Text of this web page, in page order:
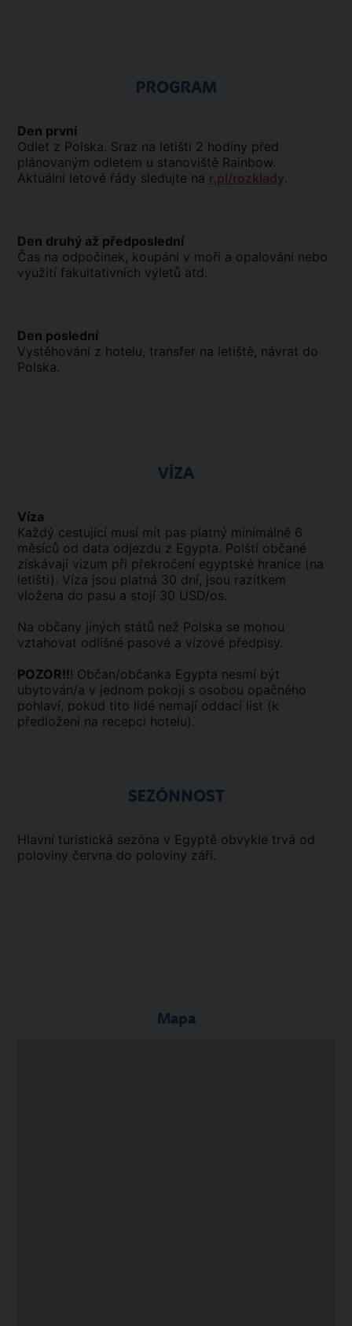
PROGRAM
Den první
Odlet z Polska. Sraz na letišti 2 hodiny před
plánovaným odletem u stanoviště Rainbow.
Aktuální letové řády sledujte na r.pl/rozklady.
Den druhý až předposlední
Čas na odpočinek, koupání v moři a opalování nebo
využití fakultativních výletů atd.
Den poslední
Vystěhování z hotelu, transfer na letiště, návrat do
Polska.
VÍZA
Víza
Každý cestující musí mít pas platný minimálně 6
měsíců od data odjezdu z Egypta. Polští občané
získávají vízum při překročení egyptské hranice (na
letišti). Víza jsou platná 30 dní, jsou razítkem
vložena do pasu a stojí 30 USD/os.
Na občany jiných států než Polska se mohou
vztahovat odlišné pasové a vízové předpisy.
POZOR!!! Občan/občanka Egypta nesmí být
ubytován/a v jednom pokoji s osobou opačného
pohlaví, pokud tito lidé nemají oddací list (k
předložení na recepci hotelu).
SEZÓNNOST
Hlavní turistická sezóna v Egyptě obvykle trvá od
poloviny června do poloviny září.
Mapa